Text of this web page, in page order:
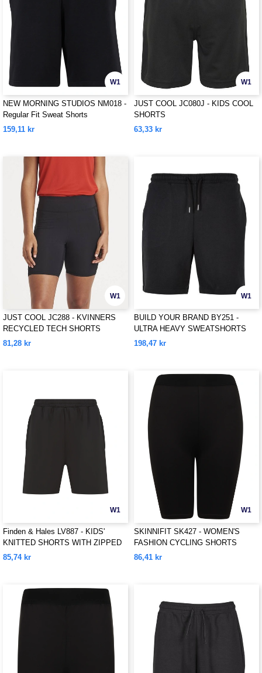
W1
NEW MORNING STUDIOS NM018 -
Regular Fit Sweat Shorts
159,11 kr
W1
JUST COOL JC080J - KIDS COOL
SHORTS
63,33 kr
W1
JUST COOL JC288 - KVINNERS
RECYCLED TECH SHORTS
81,28 kr
W1
BUILD YOUR BRAND BY251 -
ULTRA HEAVY SWEATSHORTS
198,47 kr
W1
Finden & Hales LV887 - KIDS'
KNITTED SHORTS WITH ZIPPED
POCKETS
85,74 kr
W1
SKINNIFIT SK427 - WOMEN'S
FASHION CYCLING SHORTS
86,41 kr